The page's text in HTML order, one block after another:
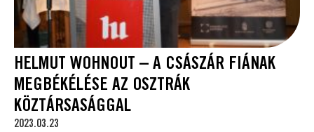
HELMUT WOHNOUT – A CSÁSZÁR FIÁNAK
MEGBÉKÉLÉSE AZ OSZTRÁK
KÖZTÁRSASÁGGAL
2023.03.23